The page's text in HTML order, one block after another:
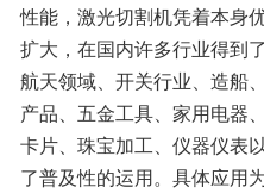
性能，激光切割机凭着本身
扩大，在国内许多行业得到
航天领域、开关行业、造船
产品、五金工具、家用电器
卡片、珠宝加工、仪器仪表
了普及性的运用。具体应用